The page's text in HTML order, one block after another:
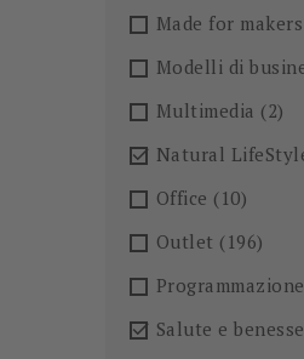
Made for makers
Multimedia (2)

Office (10)
Outlet (196)
Programmazione
